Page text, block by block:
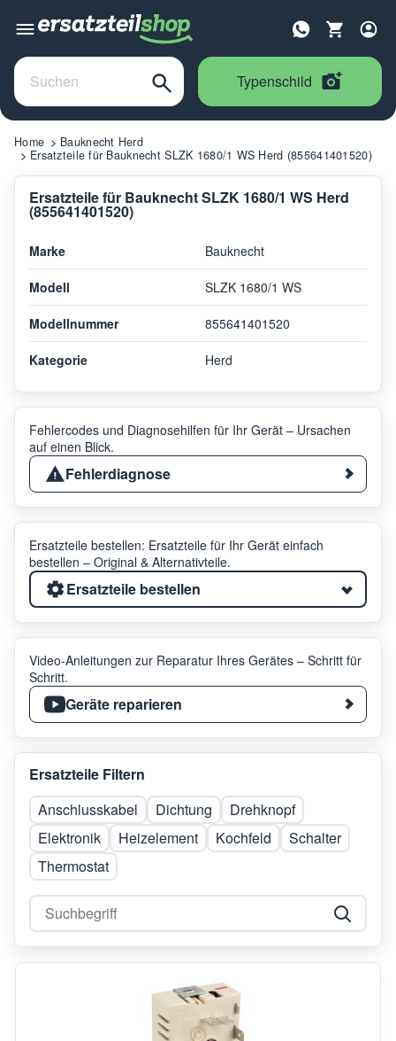
Typenschild
Home
Bauknecht Herd
Ersatzteile für Bauknecht SLZK 1680/1 WS Herd (855641401520)
Ersatzteile für Bauknecht SLZK 1680/1 WS Herd
(855641401520)
Marke Bauknecht
Modell SLZK 1680/1 WS
Modellnummer 855641401520
Kategorie Herd
Fehlercodes und Diagnosehilfen für Ihr Gerät – Ursachen
auf einen Blick.
Fehlerdiagnose
Ersatzteile bestellen: Ersatzteile für Ihr Gerät einfach
bestellen – Original & Alternativteile.
Ersatzteile bestellen
Video-Anleitungen zur Reparatur Ihres Gerätes – Schritt für
Schritt.
Geräte reparieren
Ersatzteile Filtern
Anschlusskabel
Dichtung
Drehknopf
Elektronik
Heizelement Kochfeld
Schalter
Thermostat